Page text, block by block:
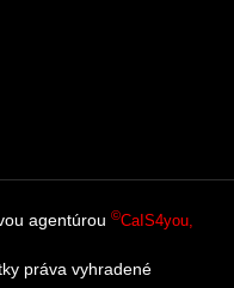
agentúrou ©CaIS4you,
práva vyhradené